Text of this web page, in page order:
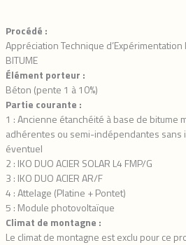
Procédé :
Appréciation Technique d’Expérimentation
BITUME
Élément porteur :
Béton (pente 1 à 10%)
Partie courante :
1 : Ancienne étanchéité à base de bitume
adhérentes ou semi-indépendantes sans
éventuel
2 : IKO DUO ACIER SOLAR L4 FMP/G
3 : IKO DUO ACIER AR/F
4 : Attelage (Platine + Pontet)
5 : Module photovoltaïque
Climat de montagne :
Le climat de montagne est exclu pour ce